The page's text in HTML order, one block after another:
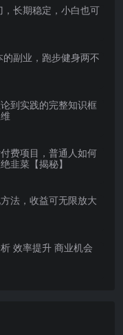
长期稳定，小白也可
副业，跑步健身两不
到实践的完整知识框
费项目，普通人如何
韭菜【揭秘】
法，收益可无限放大
效率提升 商业机会